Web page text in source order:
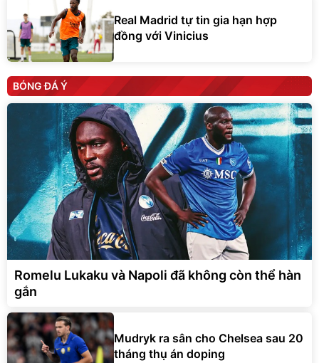
Real Madrid tự tin gia hạn hợp
đồng với Vinicius
BÓNG ĐÁ Ý
Romelu Lukaku và Napoli đã không còn thể hàn
gắn
Mudryk ra sân cho Chelsea sau 20
tháng thụ án doping